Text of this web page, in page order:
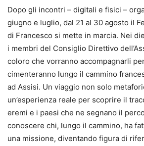
Dopo gli incontri – digitali e fisici –
giugno e luglio, dal 21 al 30 agosto il
di Francesco si mette in marcia. Nei
i membri del Consiglio Direttivo
coloro che vorranno accompagnarli
cimenteranno lungo il cammino
ad Assisi. Un viaggio non solo
un’esperienza reale per scoprire il
eremi e i paesi che ne segnano il
conoscere chi, lungo il cammino, ha
una missione, diventando figura di